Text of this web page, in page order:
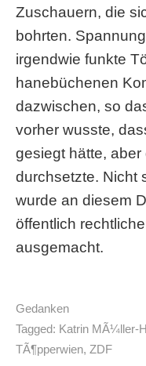
Zuschauern, die
bohrten.
irgendwie funkte
hanebüchenen
dazwischen, so
vorher wusste,
gesiegt hätte,
durchsetzte. Nicht
wurde an diesem
öffentlich
ausgemacht.
Gedanken
Tagged: Katrin MÃ¼ller-
TÃ¶pperwien, ZDF